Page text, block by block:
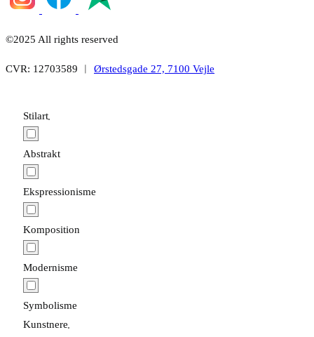
©2025 All rights reserved
CVR: 12703589 ︱ Ørstedsgade 27, 7100 Vejle
Stilart
Abstrakt
Ekspressionisme
Komposition
Modernisme
Symbolisme
Kunstnere